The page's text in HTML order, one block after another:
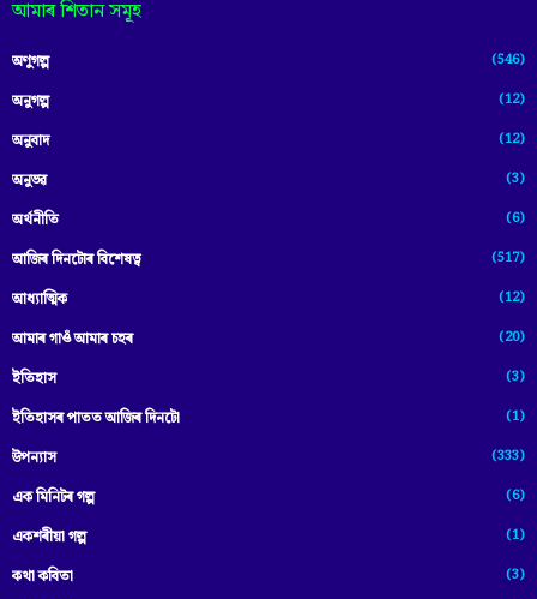
আমাৰ শিতান সমূহ
অণুগল্প (546)
অনুগল্প (12)
অনুবাদ (12)
অনুভৱ (3)
অৰ্থনীতি (6)
আজিৰ দিনটোৰ বিশেষত্ব (517)
আধ্যাত্মিক (12)
আমাৰ গাওঁ আমাৰ চহৰ (20)
ইতিহাস (3)
ইতিহাসৰ পাতত আজিৰ দিনটো (1)
উপন্যাস (333)
এক মিনিটৰ গল্প (6)
একশৰীয়া গল্প (1)
কথা কবিতা (3)